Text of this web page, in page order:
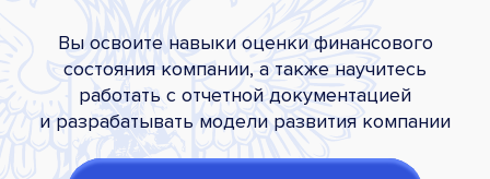
Вы освоите навыки оценки финансового
состояния компании, а также научитесь
работать с отчетной документацией
и разрабатывать модели развития компании